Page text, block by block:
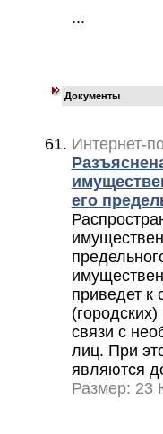
...
Документы
Интернет-
его
приведет к
связи с
лиц. При
являются
Размер: 23